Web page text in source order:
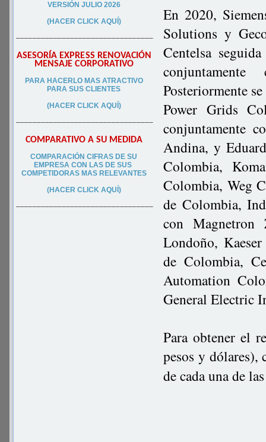
VERSIÓN JULIO 2026
(HACER CLICK AQUÍ)
–––––––––––––––––––––––––––––––––
ASESORÍA EXPRESS RENOVACIÓN
MENSAJE CORPORATIVO
PARA HACERLO MAS ATRACTIVO
PARA SUS CLIENTES
(HACER CLICK AQUÍ)
–––––––––––––––––––––––––––––––––
COMPARATIVO A SU MEDIDA
COMPARACIÓN CIFRAS DE SU
EMPRESA CON LAS DE SUS
COMPETIDORAS MAS RELEVANTES
(HACER CLICK AQUÍ)
–––––––––––––––––––––––––––––––––
En 2020,
Solutions y
Centelsa
Posteriormente
Power Grids
conjuntamente
Andina, y
Colombia,
Colombia, Weg
de Colombia,
con Magnetron
Londoño,
de Colombia,
Automation
General Electric
Para obtener el
pesos y dólares),
de cada una de